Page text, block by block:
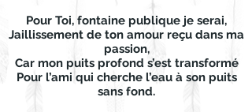
Pour Toi, fontaine publique je serai,
Jaillissement de ton amour reçu dans ma
passion,
Car mon puits profond s’est transformé
Pour l’ami qui cherche l’eau à son puits
sans fond.